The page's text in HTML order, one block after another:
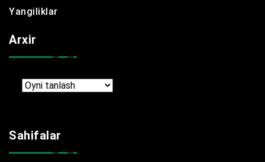
Yangiliklar
Arxir
Arxir
Sahifalar